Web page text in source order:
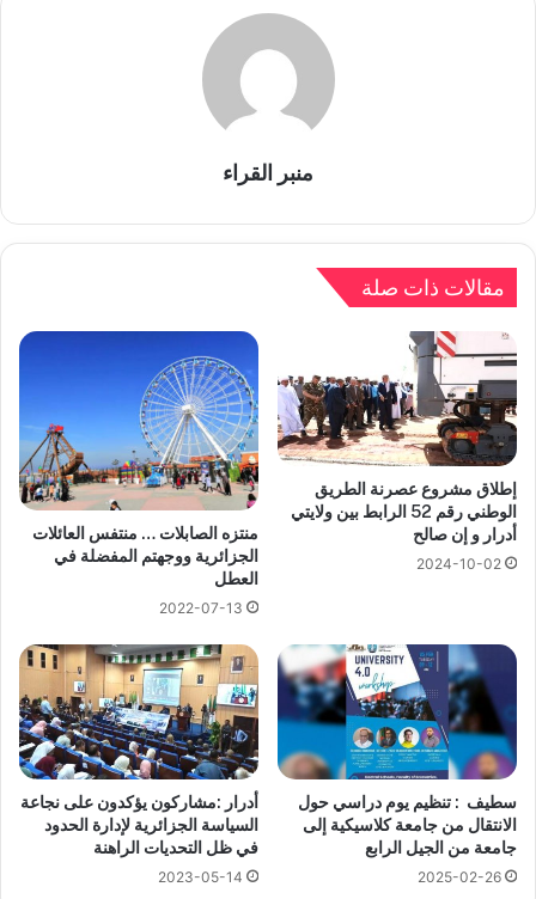
منبر القراء
مقالات ذات صلة
إطلاق مشروع عصرنة الطريق
الوطني رقم 52 الرابط بين ولايتي
أدرار و إن صالح
2024-10-02
منتزه الصابلات … منتفس العائلات
الجزائرية ووجهتم المفضلة في
العطل
2022-07-13
سطيف : تنظيم يوم دراسي حول
الانتقال من جامعة كلاسيكية إلى
جامعة من الجيل الرابع
2025-02-26
أدرار :مشاركون يؤكدون على نجاعة
السياسة الجزائرية لإدارة الحدود
في ظل التحديات الراهنة
2023-05-14